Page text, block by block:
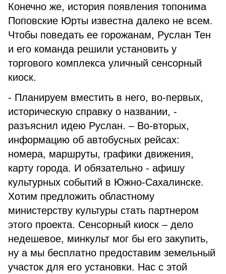
Конечно же, история появления топонима
Поповские Юрты известна далеко не всем.
Чтобы поведать ее горожанам, Руслан Тен
и его команда решили установить у
торгового комплекса уличный сенсорный
киоск.
- Планируем вместить в него, во-первых,
историческую справку о названии, -
разъяснил идею Руслан. – Во-вторых,
информацию об автобусных рейсах:
номера, маршруты, графики движения,
карту города. И обязательно - афишу
культурных событий в Южно-Сахалинске.
Хотим предложить областному
министерству культуры стать партнером
этого проекта. Сенсорный киоск – дело
недешевое, минкульт мог бы его закупить,
ну а мы бесплатно предоставим земельный
участок для его установки. Нас с этой